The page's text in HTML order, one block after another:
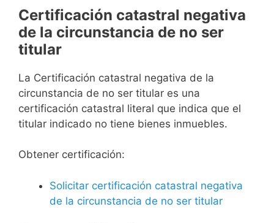
Certificación catastral negativa
de la circunstancia de no ser
titular
La Certificación catastral negativa de la
circunstancia de no ser titular es una
certificación catastral literal que indica que el
titular indicado no tiene bienes inmuebles.
Obtener certificación:
Solicitar certificación catastral negativa
de la circunstancia de no ser titular